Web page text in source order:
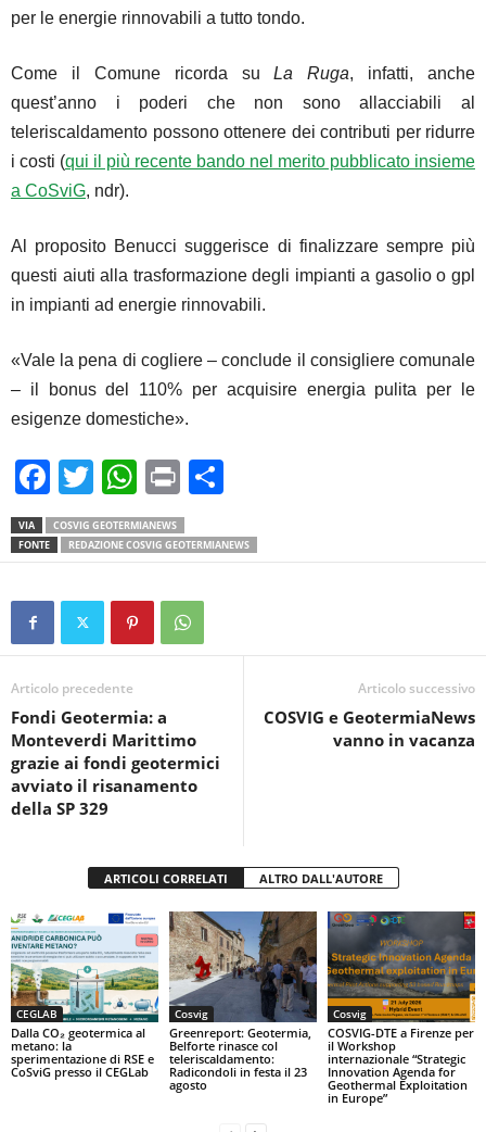
per le energie rinnovabili a tutto tondo.
Come il Comune ricorda suLa Ruga, infatti, anche
quest’anno i poderi che non sono allacciabili al
teleriscaldamento possono ottenere dei contributi per ridurre
i costi (qui il più recente bando nel merito pubblicato insieme
a CoSviG, ndr).
Al proposito Benucci suggerisce di finalizzare sempre più
questi aiuti alla trasformazione degli impianti a gasolio o gpl
in impianti ad energie rinnovabili.
«Vale la pena di cogliere – conclude il consigliere comunale
– il bonus del 110% per acquisire energia pulita per le
esigenze domestiche».
F
a
c
b
o
o
k
T
wi
tt
W
h
at
A
p
Pr
in
t
n
di
VIA
COSVIG GEOTERMIANEWS
FONTE
REDAZIONE COSVIG GEOTERMIANEWS
Articolo precedente
Fondi Geotermia: a
Monteverdi Marittimo
grazie ai fondi geotermici
avviato il risanamento
della SP 329
Articolo successivo
COSVIG e GeotermiaNews
vanno in vacanza
ARTICOLI CORRELATI ALTRO DALL'AUTORE
CEGLAB
Dalla CO₂ geotermica al
metano: la
sperimentazione di RSE e
CoSviG presso il CEGLab
Cosvig
Greenreport: Geotermia,
Belforte rinasce col
teleriscaldamento:
Radicondoli in festa il 23
agosto
Cosvig
COSVIG-DTE a Firenze per
il Workshop
internazionale “Strategic
Innovation Agenda for
Geothermal Exploitation
in Europe”